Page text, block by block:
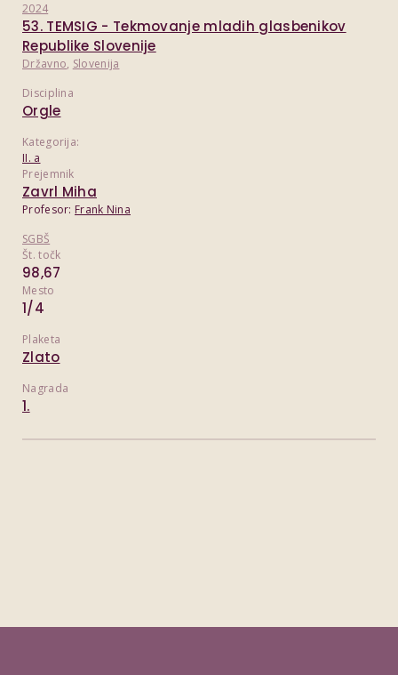
2024
53. TEMSIG - Tekmovanje mladih glasbenikov
Republike Slovenije
Državno, Slovenija
Disciplina
Orgle
Kategorija:
II. a
Prejemnik
Zavrl Miha
Profesor: Frank Nina
SGBŠ
Št. točk
98,67
Mesto
1/4
Plaketa
Zlato
Nagrada
1.